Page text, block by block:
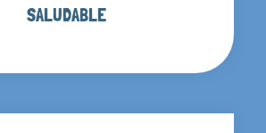
SALUDABLE